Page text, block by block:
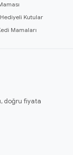
Kutular
Mamaları
doğru fiyata